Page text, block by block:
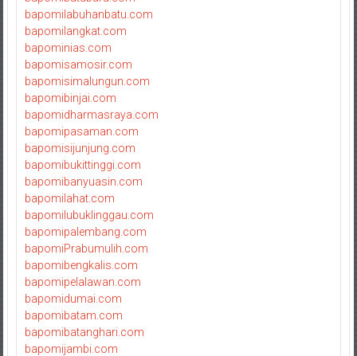
bapomilabuhanbatu.com
bapomilangkat.com
bapominias.com
bapomisamosir.com
bapomisimalungun.com
bapomibinjai.com
bapomidharmasraya.com
bapomipasaman.com
bapomisijunjung.com
bapomibukittinggi.com
bapomibanyuasin.com
bapomilahat.com
bapomilubuklinggau.com
bapomipalembang.com
bapomiPrabumulih.com
bapomibengkalis.com
bapomipelalawan.com
bapomidumai.com
bapomibatam.com
bapomibatanghari.com
bapomijambi.com